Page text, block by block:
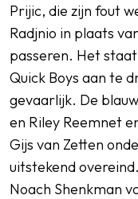
Prijic, die zijn fout
Radjnio in plaats
passeren. Het
Quick Boys aan te
gevaarlijk. De
en Riley Reemnet
Gijs van Zetten
uitstekend
Noach Shenkman